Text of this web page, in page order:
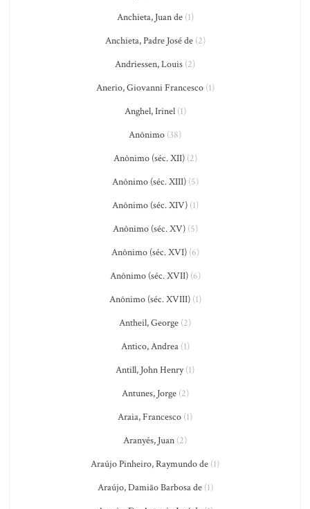
Anchieta, Juan de(1)
Anchieta, Padre José de(2)
Andriessen, Louis (2)
Anerio, Giovanni Francesco(1)
Anghel, Irinel(1)
Anônimo (38)
Anônimo (séc. XII)(2)
Anônimo (séc. XIII)(5)
Anônimo (séc. XIV)(1)
Anônimo (séc. XV)(5)
Anônimo (séc. XVI)(6)
Anônimo (séc. XVII)(6)
Anônimo (séc. XVIII)(1)
Antheil, George (2)
Antico, Andrea(1)
Antill, John Henry(1)
Antunes, Jorge(2)
Araia, Francesco (1)
Aranyés, Juan (2)
Araújo Pinheiro, Raymundo de (1)
Araújo, Damião Barbosa de(1)